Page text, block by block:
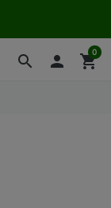
search  shopping_cart
0